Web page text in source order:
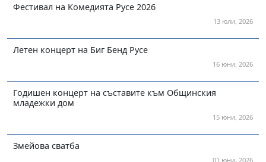
Фестивал на Комедията Русе 2026
13 юли, 2026
Летен концерт на Биг Бенд Русе
16 юни, 2026
Годишен концерт на съставите към Общинския
младежки дом
15 юни, 2026
Змейова сватба
01 юни, 2026